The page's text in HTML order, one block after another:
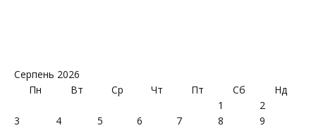
Серпень 2026
Пн
Вт Ср Чт Пт Сб Нд
1
2
3
4 5 6 7 8
9